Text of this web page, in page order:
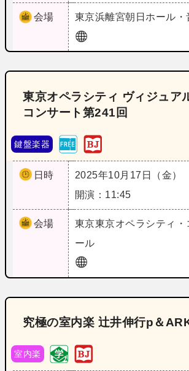
会場 東京浜離宮朝日ホール・
東京オペラシティ ヴィジュア
コンサート第241回
鍵盤楽器
日時
2025年10月17日（金）
開演：11:45
会場 東京東京オペラシティ・
ール
究極の室内楽 辻井伸行p＆
室内楽